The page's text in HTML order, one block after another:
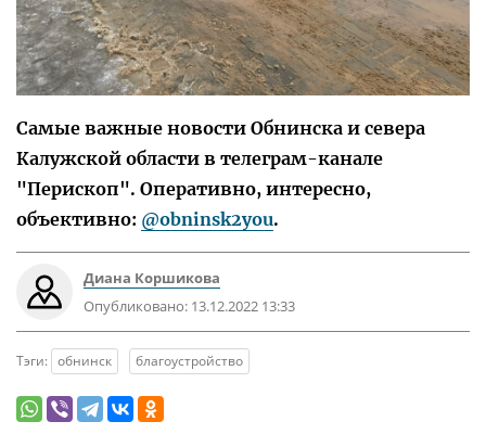
Самые важные новости Обнинска и севера
Калужской области в телеграм-канале
"Перископ". Оперативно, интересно,
объективно: @obninsk2you.
Диана Коршикова
Опубликовано: 13.12.2022 13:33
Тэги: обнинск благоустройство